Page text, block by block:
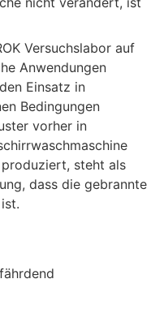
Versuchslabor auf
Anwendungen
Einsatz in
Bedingungen
vorher in
produziert, steht als
dass die gebrannte